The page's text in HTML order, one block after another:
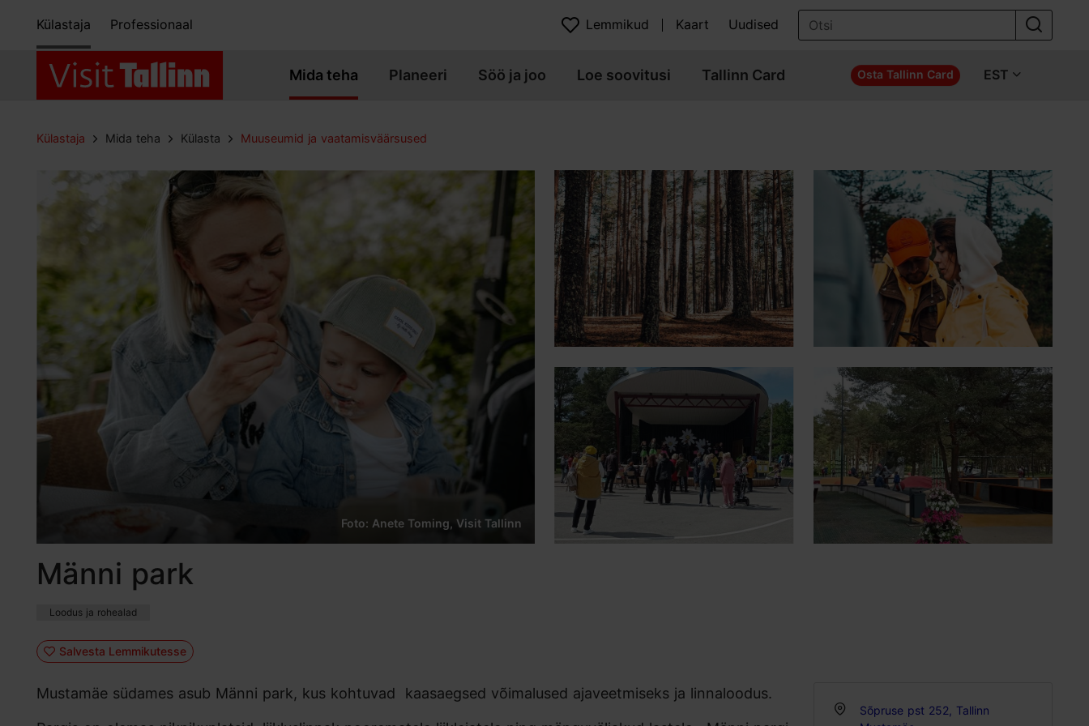
Külastaja Professionaal Lemmikud Kaart Uudised
Mida teha Planeeri Söö ja joo Loe soovitusi Tallinn Card Osta Tallinn Card EST
Külastaja Mida teha Külasta Muuseumid ja vaatamisväärsused
Foto: Anete Toming, Visit Tallinn
Männi park
Loodus ja rohealad
Salvesta Lemmikutesse
Mustamäe südames asub Männi park, kus kohtuvad kaasaegsed võimalused ajaveetmiseks ja linnaloodus.
Sõpruse pst 252, Tallinn